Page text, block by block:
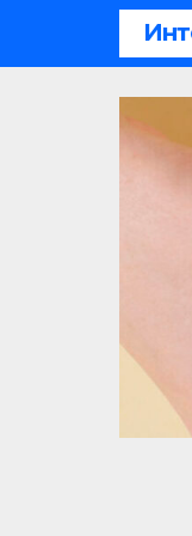
стильные решения